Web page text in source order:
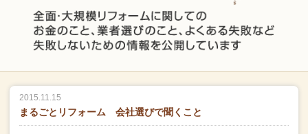
2015.11.15
まるごとリフォーム 会社選びで聞くこと